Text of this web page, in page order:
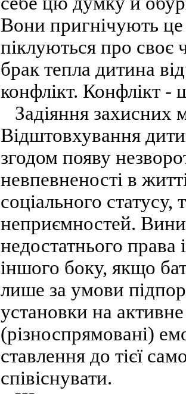
Вони пригнічують це
піклуються про своє
брак тепла дитина
конфлікт. Конфлікт -
Задіяння захисних
Відштовхування
згодом появу
невпевненості в
соціального
неприємностей.
недостатнього права
іншого боку, якщо
лише за умови
установки на
(різноспрямовані)
ставлення до тієї
співіснувати.